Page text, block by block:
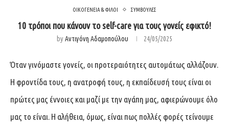
ΟΙΚΟΓΕΝΕΙΑ & ΦΙΛΟΙ ΣΥΜΒΟΥΛΕΣ
10 τρόποι που κάνουν το self-care για τους γονείς εφικτό!
byΑντιγόνη Αδαμοπούλου 24/05/2025
Όταν γινόμαστε γονείς, οι προτεραιότητες αυτομάτως αλλάζουν.
Η φροντίδα τους, η ανατροφή τους, η εκπαίδευσή τους είναι οι
πρώτες μας έννοιες και μαζί με την αγάπη μας, αφιερώνουμε όλο
μας το είναι. Η αλήθεια, όμως, είναι πως πολλές φορές τείνουμε